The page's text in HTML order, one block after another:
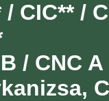
/ CIC** /
/ CNC